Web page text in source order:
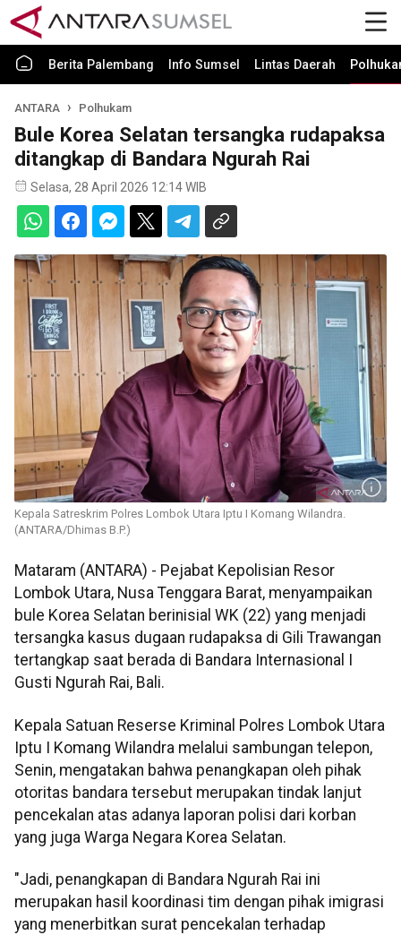
Berita Palembang Info Sumsel Lintas Daerah
ANTARA Polhukam
Bule Korea Selatan tersangka rudapaksa
ditangkap di Bandara Ngurah Rai
Selasa, 28 April 2026 12:14 WIB
Kepala Satreskrim Polres Lombok Utara Iptu I Komang Wilandra.
(ANTARA/Dhimas B.P.)
Mataram (ANTARA) - Pejabat Kepolisian Resor
Lombok Utara, Nusa Tenggara Barat, menyampaikan
bule Korea Selatan berinisial WK (22) yang menjadi
tersangka kasus dugaan rudapaksa di Gili Trawangan
tertangkap saat berada di Bandara Internasional I
Gusti Ngurah Rai, Bali.
Kepala Satuan Reserse Kriminal Polres Lombok Utara
Iptu I Komang Wilandra melalui sambungan telepon,
Senin, mengatakan bahwa penangkapan oleh pihak
otoritas bandara tersebut merupakan tindak lanjut
pencekalan atas adanya laporan polisi dari korban
yang juga Warga Negara Korea Selatan.
"Jadi, penangkapan di Bandara Ngurah Rai ini
merupakan hasil koordinasi tim dengan pihak imigrasi
yang menerbitkan surat pencekalan terhadap